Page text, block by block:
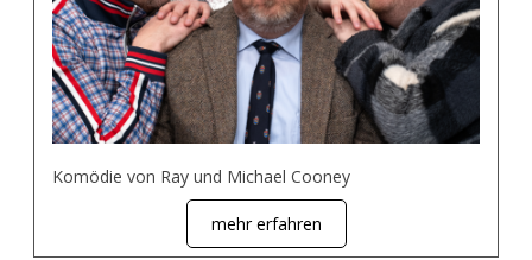
Komödie von Ray und Michael Cooney
mehr erfahren